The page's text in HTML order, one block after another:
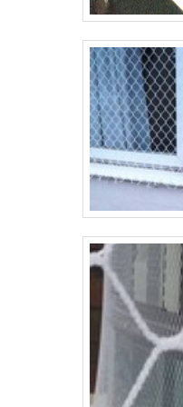
tela é simples e
cliente, seguindo as
empresa. Essa
que tornam os
procurados no
em busca de uma
resistente e com
Casa das Telas é a
postes de
empresa oferece
você e sua família.